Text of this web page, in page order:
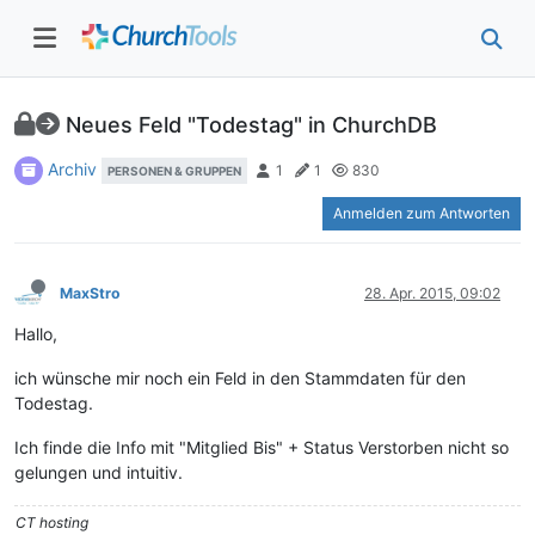
Neues Feld "Todestag" in ChurchDB
Archiv PERSONEN & GRUPPEN 1 1 830
Anmelden zum Antworten
MaxStro 28. Apr. 2015, 09:02
Hallo,
ich wünsche mir noch ein Feld in den Stammdaten für den
Todestag.
Ich finde die Info mit "Mitglied Bis" + Status Verstorben nicht so
gelungen und intuitiv.
CT hosting